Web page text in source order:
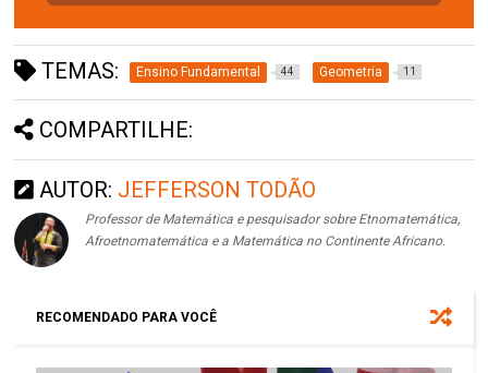
TEMAS: Ensino Fundamental 44 Geometria 11
COMPARTILHE:
AUTOR: JEFFERSON TODÃO
Professor de Matemática e pesquisador sobre Etnomatemática,
Afroetnomatemática e a Matemática no Continente Africano.
RECOMENDADO PARA VOCÊ